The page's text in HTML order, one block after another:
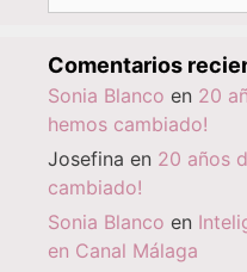
Comentarios
Sonia Blanco en 20
hemos cambiado!
Josefina en 20 años
cambiado!
Sonia Blanco en
en Canal Málaga